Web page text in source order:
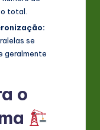
total.
se
geralmente
o